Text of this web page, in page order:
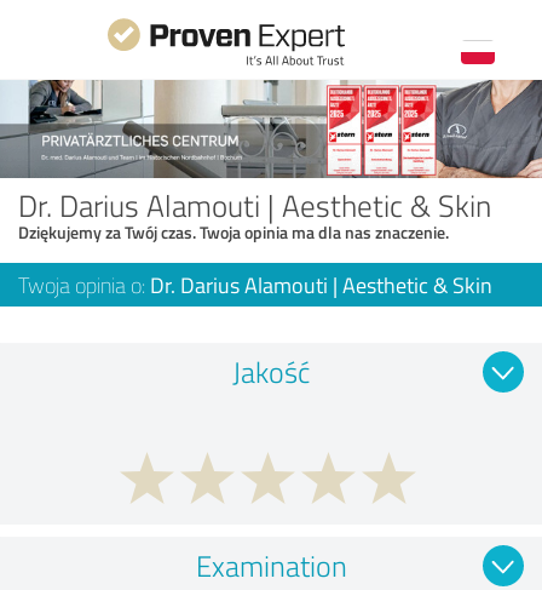
Dr. Darius Alamouti | Aesthetic & Skin
Dziękujemy za Twój czas. Twoja opinia ma dla nas znaczenie.
Twoja opinia o: Dr. Darius Alamouti | Aesthetic & Skin
Jakość
Examination